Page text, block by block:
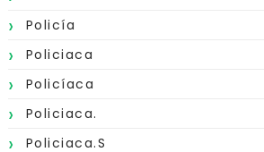
Policía
Policiaca
Policíaca
Policiaca.
Policiaca.s